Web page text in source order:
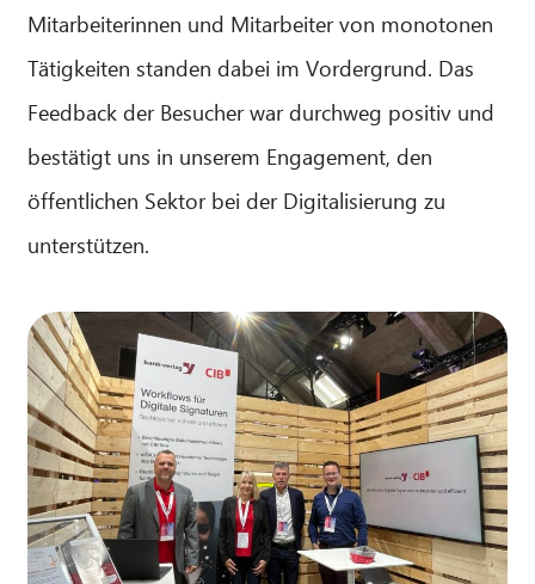
Mitarbeiterinnen und Mitarbeiter von monotonen
Tätigkeiten standen dabei im Vordergrund. Das
Feedback der Besucher war durchweg positiv und
bestätigt uns in unserem Engagement, den
öffentlichen Sektor bei der Digitalisierung zu
unterstützen.
CIB AI ChatBot
Hallo! Was kann ich für Sie tun?